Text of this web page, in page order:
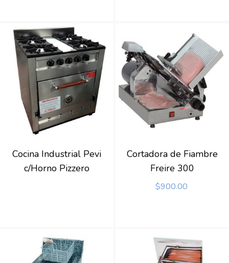
Cocina Industrial Pevi
c/Horno Pizzero
Cortadora de Fiambre
Freire 300
$900.00